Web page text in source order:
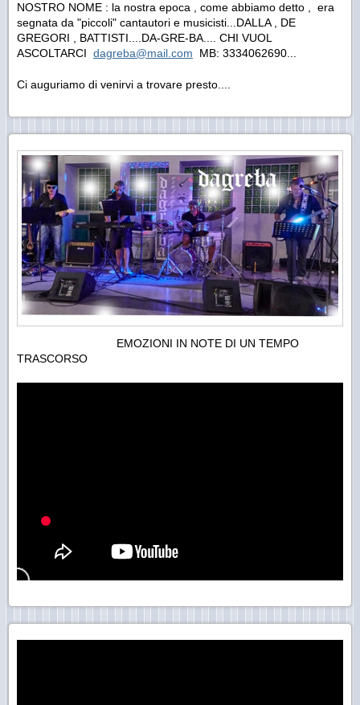
NOSTRO NOME : la nostra epoca , come abbiamo detto , era
segnata da "piccoli" cantautori e musicisti...DALLA , DE
GREGORI , BATTISTI....DA-GRE-BA.... CHI VUOL
ASCOLTARCI dagreba@mail.com MB: 3334062690...
Ci auguriamo di venirvi a trovare presto....
EMOZIONI IN NOTE DI UN TEMPO
TRASCORSO